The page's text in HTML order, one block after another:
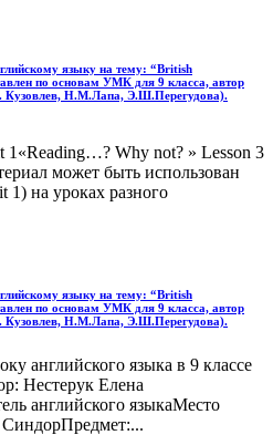
языку на тему: “British
по основам УМК для 9 класса, автор
Н.М.Лапа, Э.Ш.Перегудова).
Why not? » Lesson 3
может быть использован
1) на уроках разного
языку на тему: “British
по основам УМК для 9 класса, автор
Н.М.Лапа, Э.Ш.Перегудова).
английского языка в 9 классе
Нестерук Елена
английского языкаМесто